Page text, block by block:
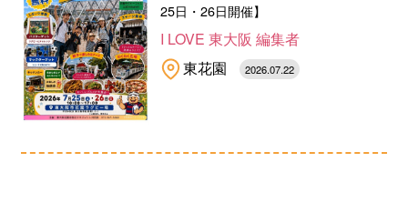
25日・26日開催】
I LOVE 東大阪 編集者
東花園
2026.07.22